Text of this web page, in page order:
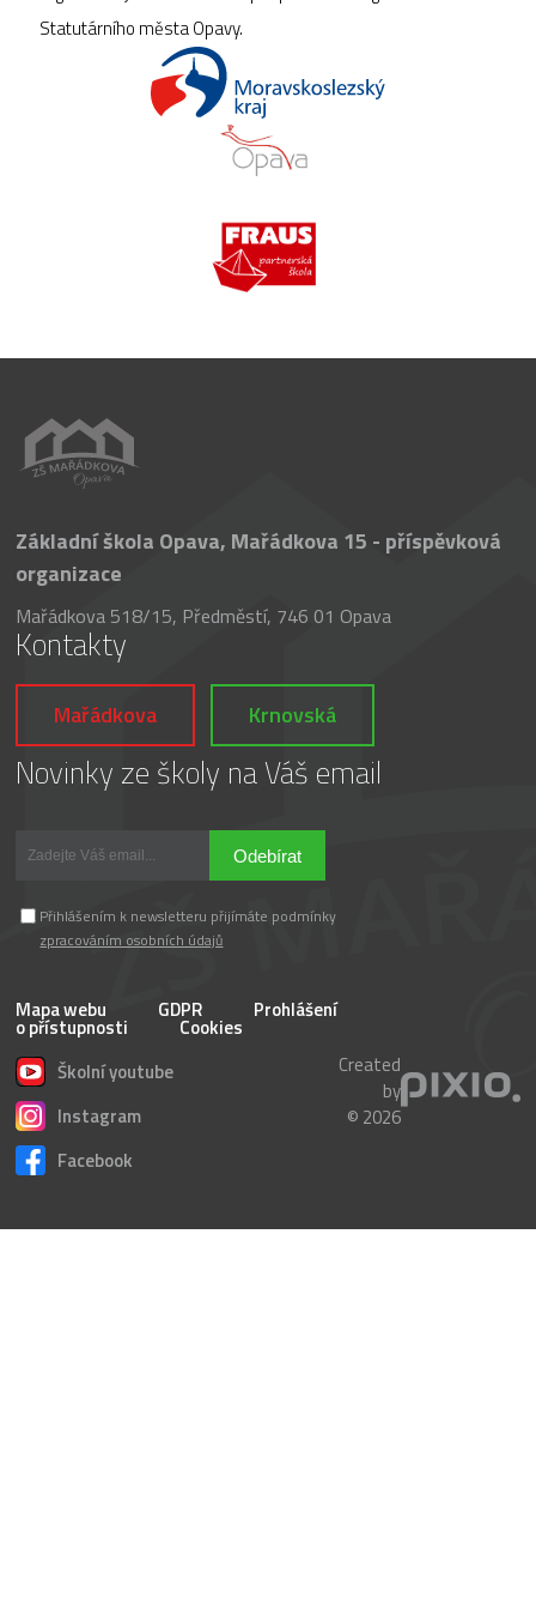
Statutárního města Opavy.
Základní škola Opava, Mařádkova 15 - příspěvková
organizace
Mařádkova 518/15, Předměstí, 746 01 Opava
Kontakty
Mařádkova Krnovská
Novinky ze školy na Váš email
Odebírat
Přihlášením k newsletteru přijímáte podmínky
zpracováním osobních údajů
Mapa webu GDPR Prohlášení
o přístupnosti
Cookies
Školní youtube
Instagram
Facebook
Created
by
© 2026